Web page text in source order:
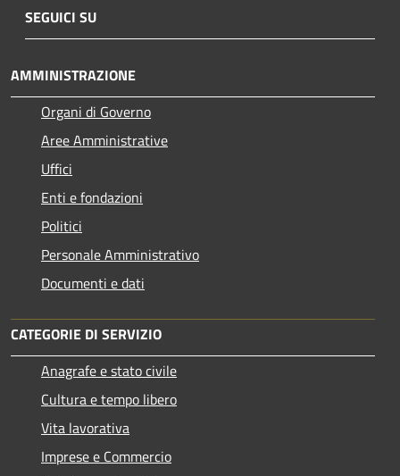
SEGUICI SU
AMMINISTRAZIONE
Organi di Governo
Aree Amministrative
Uffici
Enti e fondazioni
Politici
Personale Amministrativo
Documenti e dati
CATEGORIE DI SERVIZIO
Anagrafe e stato civile
Cultura e tempo libero
Vita lavorativa
Imprese e Commercio